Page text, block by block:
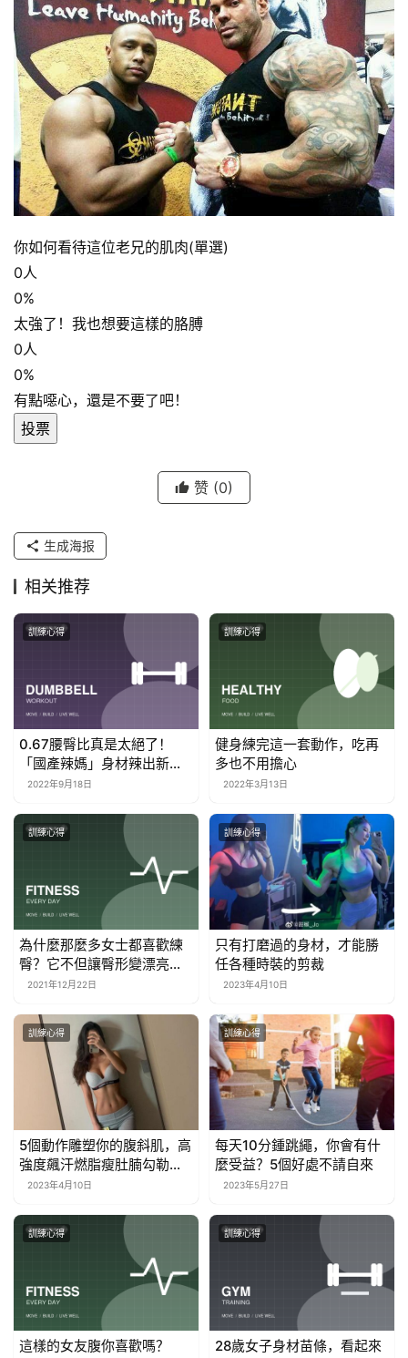
你如何看待這位老兄的肌肉(單選)
0人
0%
太強了！我也想要這樣的胳膊
0人
0%
有點噁心，還是不要了吧！
投票
赞 (0)
生成海报
相关推荐
訓練心得
0.67腰臀比真是太絕了！
「國產辣媽」身材辣出新高
度。
2022年9月18日
訓練心得
健身練完這一套動作，吃再
多也不用擔心
2022年3月13日
訓練心得
為什麼那麼多女士都喜歡練
臀？它不但讓臀形變漂亮，
還有利於健康
2021年12月22日
訓練心得
只有打磨過的身材，才能勝
任各種時裝的剪裁
2023年4月10日
訓練心得
5個動作雕塑你的腹斜肌，高
強度飆汗燃脂瘦肚腩勾勒纖
細小蠻腰
2023年4月10日
訓練心得
每天10分鍾跳繩，你會有什
麼受益？5個好處不請自來
2023年5月27日
訓練心得
這樣的女友腹你喜歡嗎？
訓練心得
28歲女子身材苗條，看起來